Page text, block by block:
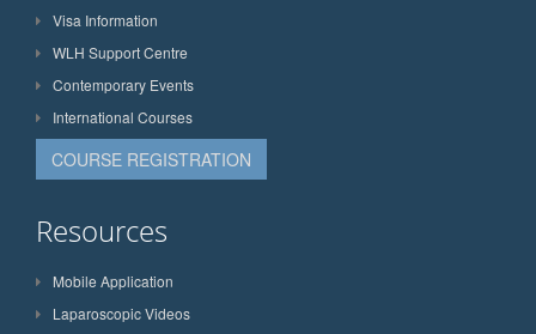
Visa Information
WLH Support Centre
Contemporary Events
International Courses
COURSE REGISTRATION
Resources
Mobile Application
Laparoscopic Videos